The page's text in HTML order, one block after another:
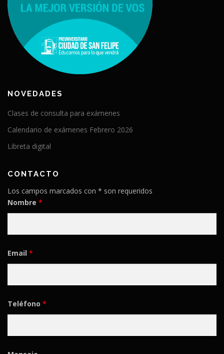
NOVEDADES
Clases de consulta para exámenes
Calendario de exámenes Febrero 2026
Libreta digital
CONTACTO
Los campos marcados con * son requeridos
Nombre *
Email *
Teléfono *